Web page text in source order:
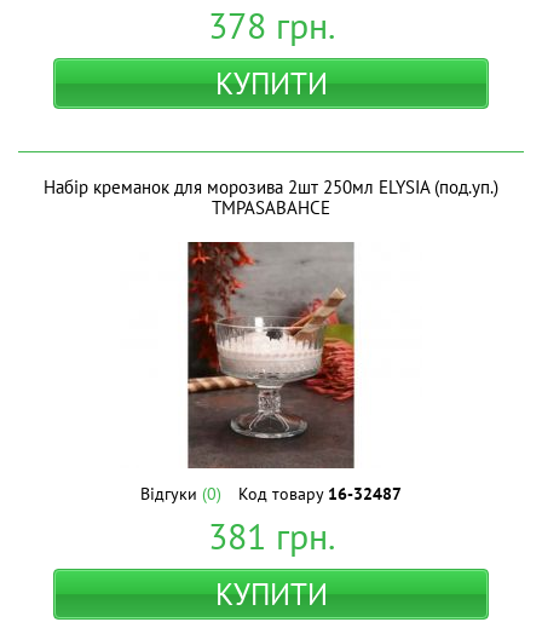
378 грн.
КУПИТИ
Набір креманок для морозива 2шт 250мл ELYSIA (под.уп.)
ТМPASABAHCE
Відгуки (0) Код товару 16-32487
381 грн.
КУПИТИ